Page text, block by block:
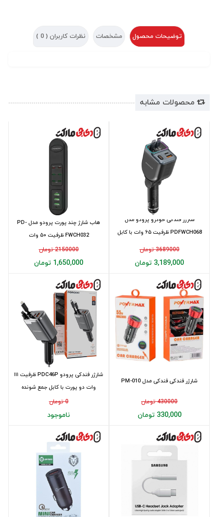
توضیحات محصول مشخصات نظرات کاربران ( 0
)
محصولات مشابه
هاب شارژ چند پورت پرودو مدل PD-
FWCH032 ظرفیت ۵۰ وات
2150000 تومان
1,650,000 تومان
شارژر فندکی خودرو پرودو مدل
PDFWCH068 ظرفیت ۶۵ وات با کابل
جمع شونده
3689000 تومان
3,189,000 تومان
شارژر فندکی پرودو PDC46P ظرفیت ۱۱۱
وات دو پورت با کابل جمع شونده
0 تومان
ناموجود
شارژر فندکی فندکی مدل PM-010
430000 تومان
330,000 تومان